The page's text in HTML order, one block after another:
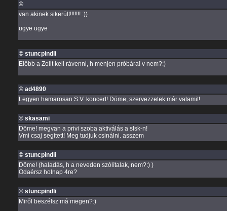
©
van akinek sikerült!!!!!!! :))
ugye ugye
© stuncpindli
Előbb a Zolit kell rávenni, h menjen próbára! v nem?:)
© ad4890
Legyen hamarosan S.V. koncert! Döme, szervezzetek már valamit!
© skasami
Döme! megvan a privi szoba aktiválás a slsk-n!
Vmi csaj segitett! Meg tudjuk csinálni. asszem
© stuncpindli
Döme! (haladás, h a neveden szólítalak, nem?:) )
Odaérsz holnap 4re?
© stuncpindli
Miről beszélsz má megen?:)